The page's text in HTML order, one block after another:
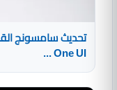
تحديث سامسونج
One UI ...